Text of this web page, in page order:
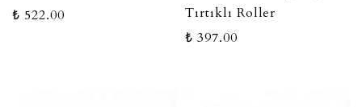
₺ 522.00
Tırtıklı Roller
₺ 397.00